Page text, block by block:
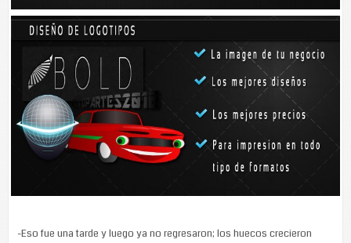
-Con las lluvias de las últimas semanas se empeoró la situación, ya
que el material se vuelve chicloso y representa un peligro para todos
los que pasan por ahí.
Fausto Aké Lizama dice que en ese enorme bache con frecuencia se
caen niños cuando van a la escuela.
En la calle 57, Conchita Alcocer Pat dice que los trabajadores sólo les
-Eso fue una tarde y luego ya no regresaron; los huecos crecieron